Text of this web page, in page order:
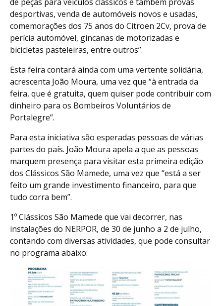
desportivas, venda de automóveis novos e usadas,
comemorações dos 75 anos do Citroen 2Cv, prova de
perícia automóvel, gincanas de motorizadas e
bicicletas pasteleiras, entre outros”.
Esta feira contará ainda com uma vertente solidária,
acrescenta João Moura, uma vez que “à entrada da
feira, que é gratuita, quem quiser pode contribuir com
dinheiro para os Bombeiros Voluntários de
Portalegre”.
Para esta iniciativa são esperadas pessoas de várias
partes do país. João Moura apela a que as pessoas
marquem presença para visitar esta primeira edição
dos Clássicos São Mamede, uma vez que “está a ser
feito um grande investimento financeiro, para que
tudo corra bem”.
1º Clássicos São Mamede que vai decorrer, nas
instalações do NERPOR, de 30 de junho a 2 de julho,
contando com diversas atividades, que pode consultar
no programa abaixo: